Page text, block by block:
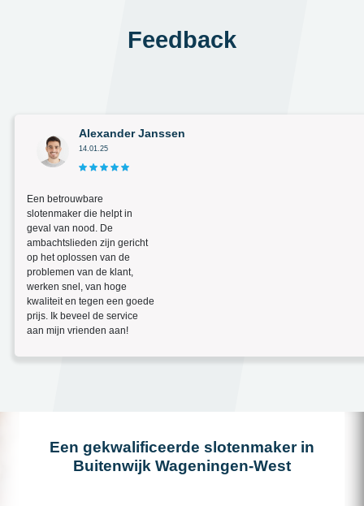
Feedback
Alexander Janssen
14.01.25
Een betrouwbare
slotenmaker die helpt in
geval van nood. De
ambachtslieden zijn gericht
op het oplossen van de
problemen van de klant,
werken snel, van hoge
kwaliteit en tegen een goede
prijs. Ik beveel de service
aan mijn vrienden aan!
Een gekwalificeerde slotenmaker in
Buitenwijk Wageningen-West